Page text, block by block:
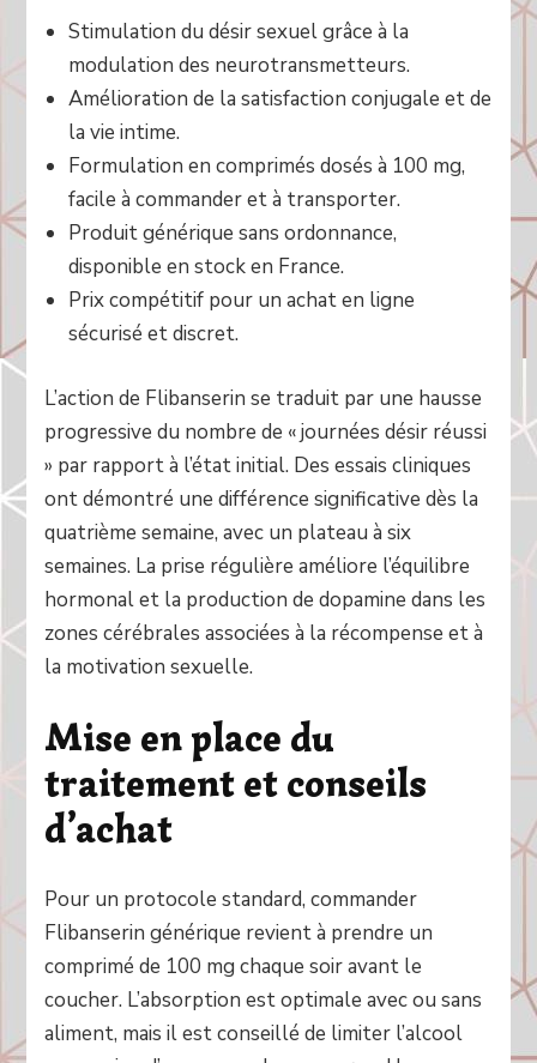
Stimulation du désir sexuel grâce à la
modulation des neurotransmetteurs.
Amélioration de la satisfaction conjugale et de
la vie intime.
Formulation en comprimés dosés à 100 mg,
facile à commander et à transporter.
Produit générique sans ordonnance,
disponible en stock en France.
Prix compétitif pour un achat en ligne
sécurisé et discret.
L’action de Flibanserin se traduit par une hausse
progressive du nombre de « journées désir réussi
» par rapport à l’état initial. Des essais cliniques
ont démontré une différence significative dès la
quatrième semaine, avec un plateau à six
semaines. La prise régulière améliore l’équilibre
hormonal et la production de dopamine dans les
zones cérébrales associées à la récompense et à
la motivation sexuelle.
Mise en place du
traitement et conseils
d’achat
Pour un protocole standard, commander
Flibanserin générique revient à prendre un
comprimé de 100 mg chaque soir avant le
coucher. L’absorption est optimale avec ou sans
aliment, mais il est conseillé de limiter l’alcool